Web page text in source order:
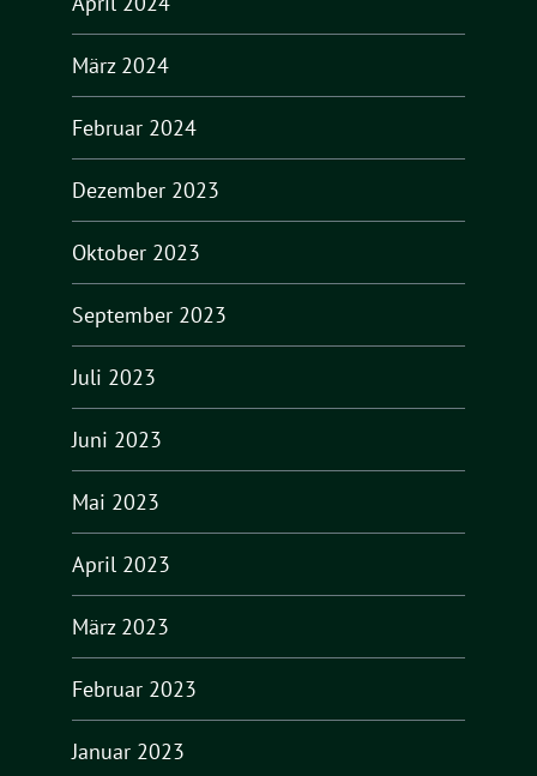
März 2024
Februar 2024
Dezember 2023
Oktober 2023
September 2023
Juli 2023
Juni 2023
Mai 2023
April 2023
März 2023
Februar 2023
Januar 2023